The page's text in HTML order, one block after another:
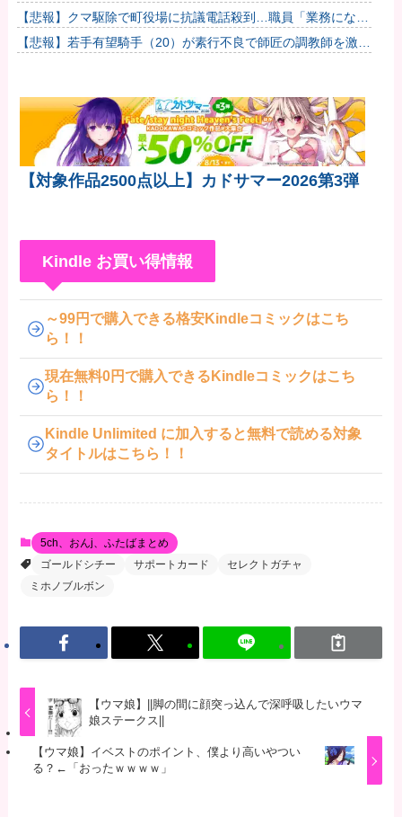
ス・リコイル」の演出映像”たぬきを掴まえろ”&”姫蒲を倒...
【悲報】クマ駆除で町役場に抗議電話殺到…職員「業務になり
ません」
【悲報】若手有望騎手（20）が素行不良で師匠の調教師を激怒
【対象作品2500点以上】カドサマー2026第3弾
Kindle お買い得情報
～99円で購入できる格安Kindleコミックはこち
ら！！
現在無料0円で購入できるKindleコミックはこち
ら！！
Kindle Unlimited に加入すると無料で読める対象
タイトルはこちら！！
5ch、おんj、ふたばまとめ
ゴールドシチー
サポートカード
セレクトガチャ
ミホノブルボン
【ウマ娘】||脚の間に顔突っ込んで深呼吸したいウマ
娘ステークス||
【ウマ娘】イベストのポイント、僕より高いやつい
る？←「おったｗｗｗｗ」